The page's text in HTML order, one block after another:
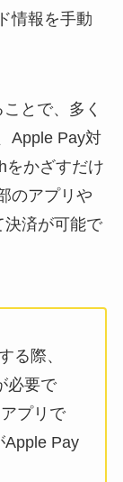
情報を手動
とで、多く
Apple Pay対
をかざすだけ
のアプリや
決済が可能で
る際、
必要で
プリで
Apple Pay